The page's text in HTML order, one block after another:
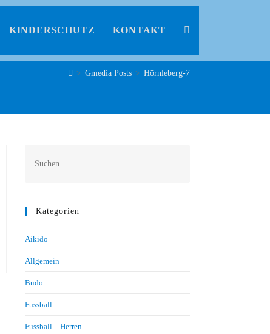
KINDERSCHUTZ KONTAKT
> Gmedia Posts > Hörnleberg-7
Kategorien
Aikido
Allgemein
Budo
Fussball
Fussball – Herren